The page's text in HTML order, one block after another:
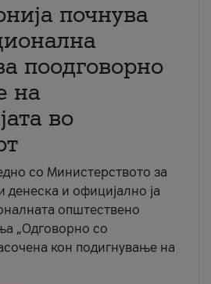
почнува
поодговорно
на
во
со Министерството за
и официјално ја
општествено
„Одговорно со
кон подигнување на